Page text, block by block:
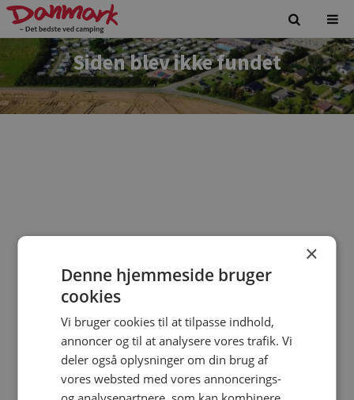
Siden blev ikke fundet
Vi beklager. Siden du forsøgte at tilgå findes ikke.
×
Denne hjemmeside bruger
cookies
Vi bruger cookies til at tilpasse indhold,
annoncer og til at analysere vores trafik. Vi
deler også oplysninger om din brug af
vores websted med vores annoncerings-